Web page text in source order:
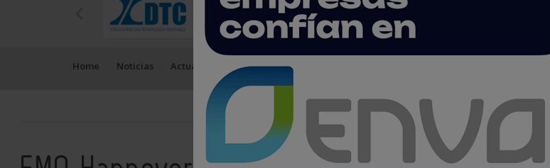
Home Noticias Actualidad EMO Hannover 2019, en la línea de salida